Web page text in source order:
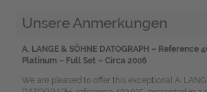
Unsere Anmerkungen
A. LANGE & SÖHNE DATOGRAPH – Reference
Platinum – Full Set – Circa 2006
We are pleased to offer this exceptional A.